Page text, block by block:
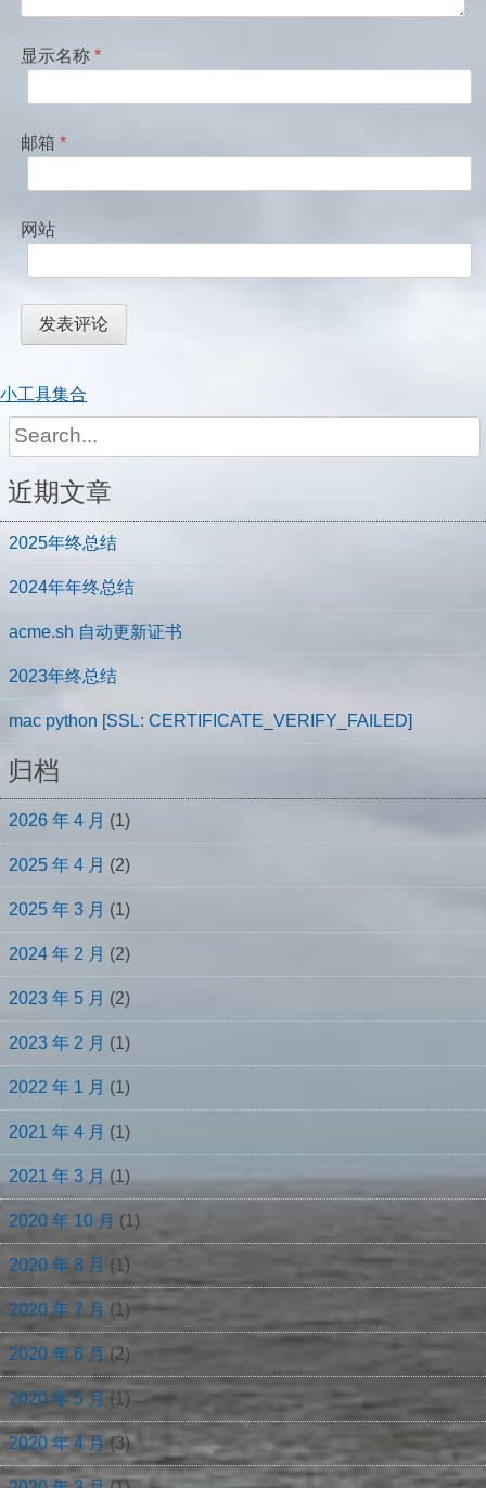
显示名称 *
邮箱 *
网站
小工具集合
Search
for:
近期文章
2025年终总结
2024年年终总结
acme.sh 自动更新证书
2023年终总结
mac python [SSL: CERTIFICATE_VERIFY_FAILED]
归档
2026 年 4 月 (1)
2025 年 4 月 (2)
2025 年 3 月 (1)
2024 年 2 月 (2)
2023 年 5 月 (2)
2023 年 2 月 (1)
2022 年 1 月 (1)
2021 年 4 月 (1)
2021 年 3 月 (1)
2020 年 10 月 (1)
2020 年 8 月 (1)
2020 年 7 月 (1)
2020 年 6 月 (2)
2020 年 5 月 (1)
2020 年 4 月(3)